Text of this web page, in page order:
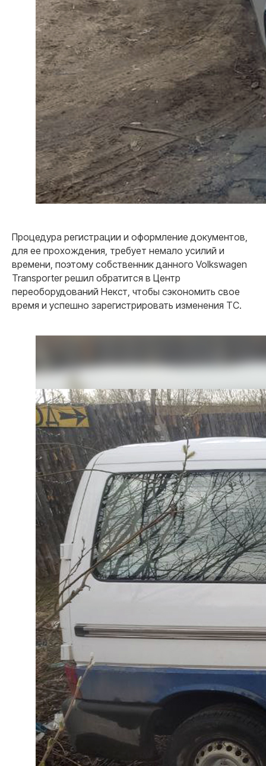
Процедура регистрации и оформление документов,
для ее прохождения, требует немало усилий и
времени, поэтому собственник данного Volkswagen
Transporter решил обратится в Центр
переоборудований Некст, чтобы сэкономить свое
время и успешно зарегистрировать изменения ТС.
Договор с 100%
гарантиями заказчика
Работаем исключительно по договору. Если
Оформляем даже самые
сложные переоборудования
02
Помогаем там, где другие отказывают. Работаем
«ПОД КЛЮЧ» по всей России. Взаимодействие с
Технадзором ГИБДД берем на себя.
Лаборатория с гос.
аккредитацией
У нас своя собственная аккредитованная
лаборатория. Это позволяет сохранить низкую цену
для наших клиентов и высокую скорость выдачи
документов.
03
Почему мы